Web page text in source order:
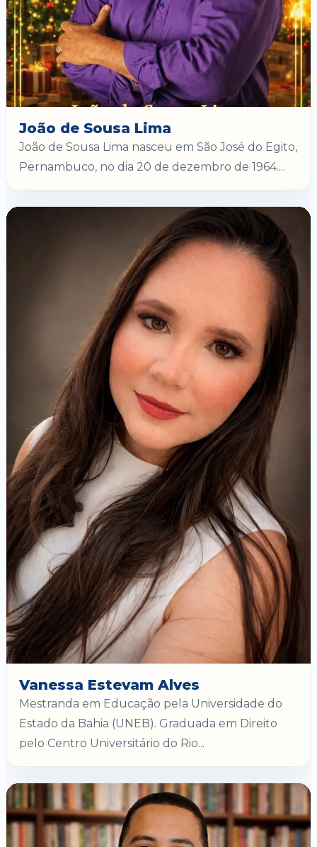
João de Sousa Lima
João de Sousa Lima nasceu em São José do Egito,
Pernambuco, no dia 20 de dezembro de 1964....
Vanessa Estevam Alves
Mestranda em Educação pela Universidade do
Estado da Bahia (UNEB). Graduada em Direito
pelo Centro Universitário do Rio...